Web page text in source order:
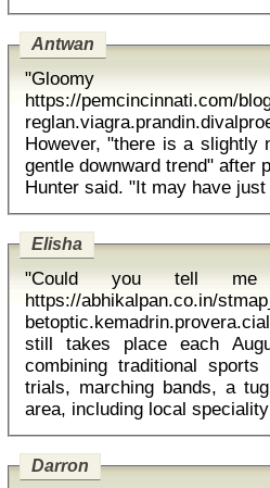
Antwan
https://pemcincinnati.com/
However, "there is a slightly
gentle downward trend" after
Elisha
"Could you tell
https://abhikalpan.co.in/
betoptic.kemadrin.provera.cialis
still takes place each
combining traditional
trials, marching bands, a
Darron